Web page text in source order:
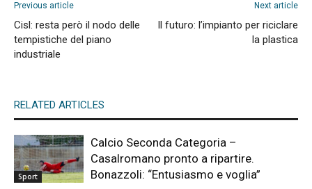
Previous article
Cisl: resta però il nodo delle
tempistiche del piano
industriale
Next article
Il futuro: l’impianto per riciclare
la plastica
RELATED ARTICLES
Sport
Calcio Seconda Categoria –
Casalromano pronto a ripartire.
Bonazzoli: “Entusiasmo e voglia”